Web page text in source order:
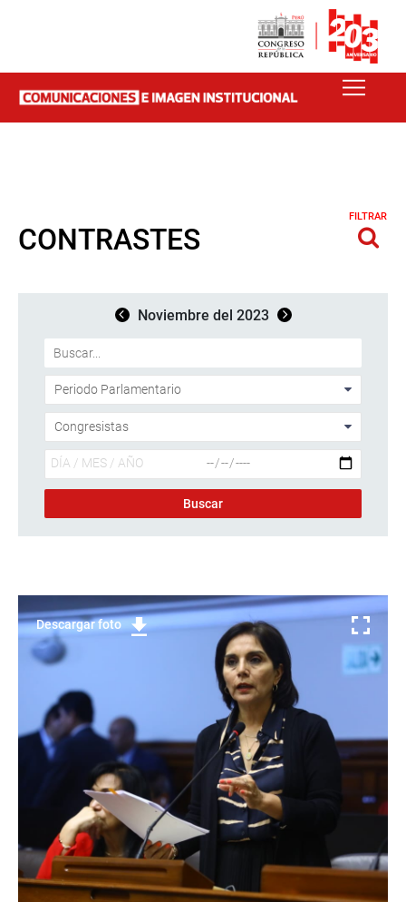
CONTRASTES
FILTRAR
Noviembre del 2023
Descargar foto